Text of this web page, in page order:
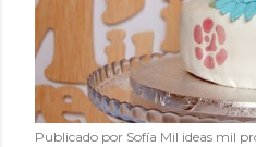
Publicado por Sofía Mil ideas mil